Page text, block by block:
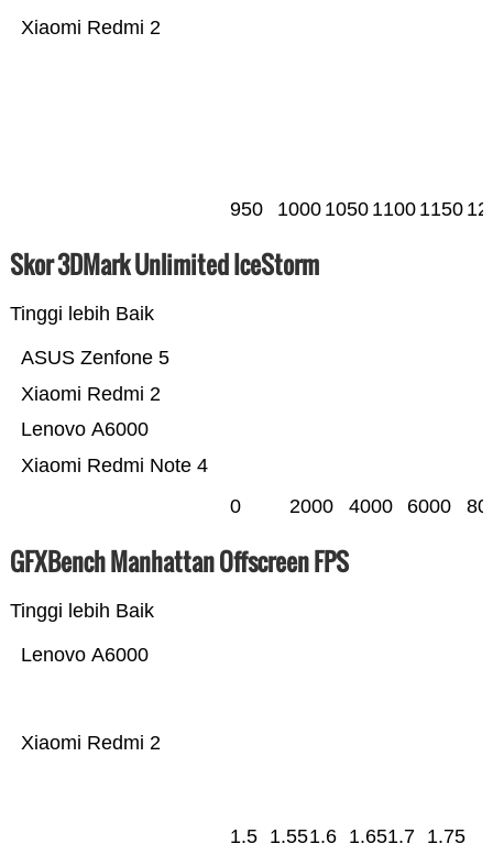
Xiaomi Redmi 2
950 1000 1050 1100 1150
Skor 3DMark Unlimited IceStorm
Tinggi lebih Baik
Xiaomi Redmi Note 4
Lenovo A6000
Xiaomi Redmi 2
ASUS Zenfone 5
0 2000 4000 6000
GFXBench Manhattan Offscreen FPS
Tinggi lebih Baik
Xiaomi Redmi 2
Lenovo A6000
1.5 1.551.6 1.651.7 1.75